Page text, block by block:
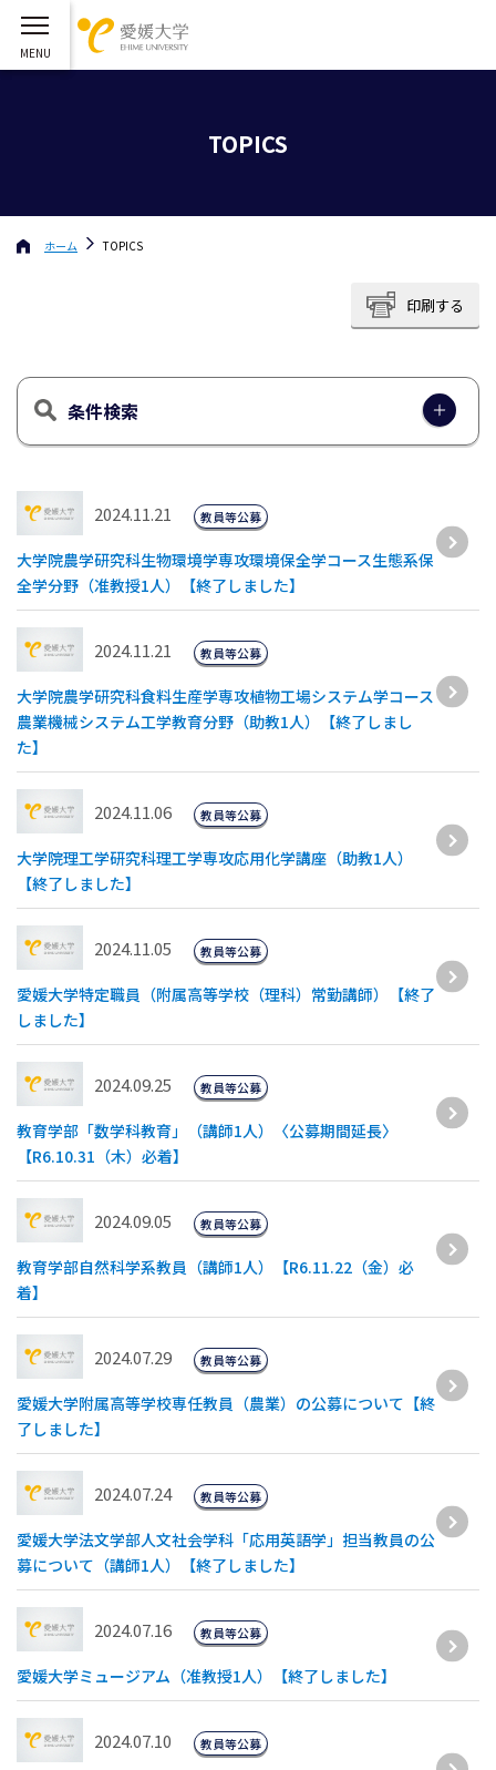
TOPICS
ホーム TOPICS
印刷する
条件検索
2024.11.21
大学院農学研究科生物環境学専攻環境保全学コース生態系保
全学分野（准教授1人）【終了しました】
教員等公募
2024.11.21
大学院農学研究科食料生産学専攻植物工場システム学コース
農業機械システム工学教育分野（助教1人）【終了しまし
た】
教員等公募
2024.11.06
大学院理工学研究科理工学専攻応用化学講座（助教1人）
【終了しました】
教員等公募
2024.11.05
愛媛大学特定職員（附属高等学校（理科）常勤講師）【終了
しました】
教員等公募
2024.09.25
教育学部「数学科教育」（講師1人）〈公募期間延長〉
【R6.10.31（木）必着】
教員等公募
2024.09.05
教育学部自然科学系教員（講師1人）【R6.11.22（金）必
着】
教員等公募
2024.07.29
愛媛大学附属高等学校専任教員（農業）の公募について【終
了しました】
教員等公募
2024.07.24
愛媛大学法文学部人文社会学科「応用英語学」担当教員の公
募について（講師1人）【終了しました】
教員等公募
2024.07.16
愛媛大学ミュージアム（准教授1人）【終了しました】
教員等公募
2024.07.10 教員等公募